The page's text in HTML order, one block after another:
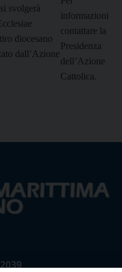
svolgerà
diocesano
dall’Azione
informazioni
contattare la
Presidenza
dell’Azione
Cattolica.